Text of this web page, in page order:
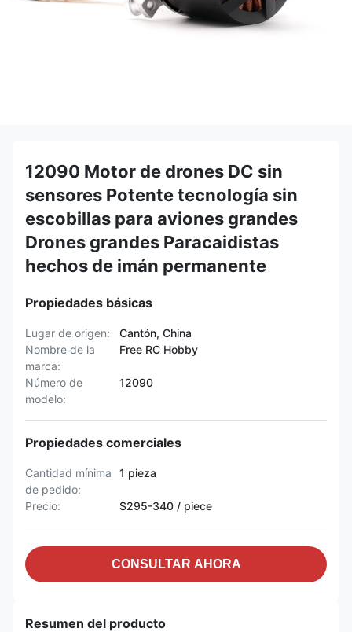
12090 Motor de drones DC sin
sensores Potente tecnología sin
escobillas para aviones grandes
Drones grandes Paracaidistas
hechos de imán permanente
Propiedades básicas
Lugar de origen:
Cantón, China
Nombre de la
marca:
Free RC Hobby
Número de
modelo:
12090
Propiedades comerciales
Cantidad mínima
de pedido:
1 pieza
Precio: $295-340 / piece
CONSULTAR AHORA
Resumen del producto